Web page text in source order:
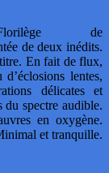
de
de deux inédits.
En fait de flux,
lentes,
délicates et
du spectre audible.
en oxygène.
et tranquille.